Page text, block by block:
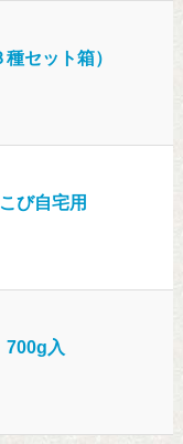
セット箱）
び自宅用
入